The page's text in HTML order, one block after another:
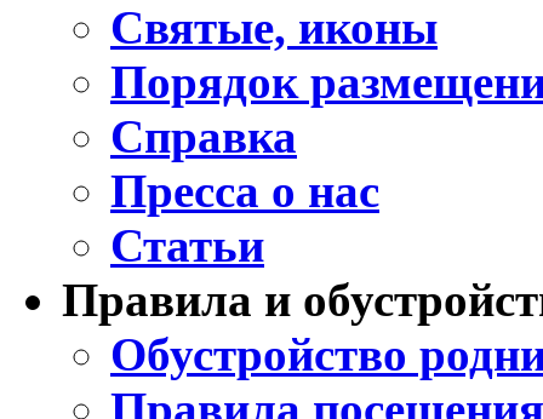
Святые, иконы
Порядок
Справка
Пресса о нас
Статьи
Правила и
Обустройство